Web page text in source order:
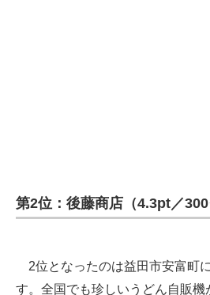
第2位：後藤商店（4.3pt／300
2位となったのは益田市安富町
す。全国でも珍しいうどん自販機